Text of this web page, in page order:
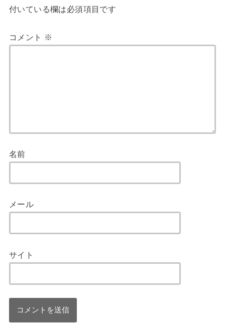
付いている欄は必須項目です
コメント ※
名前
メール
サイト